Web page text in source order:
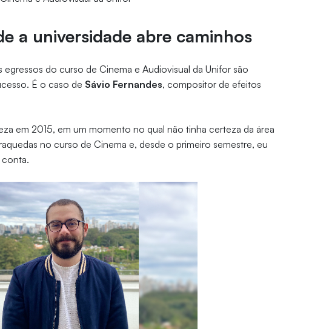
a universidade abre caminhos
do curso de Cinema e Audiovisual da Unifor são
É o caso de Sávio Fernandes, compositor de efeitos
em 2015, em um momento no qual não tinha certeza da área
no curso de Cinema e, desde o primeiro semestre, eu
conta.